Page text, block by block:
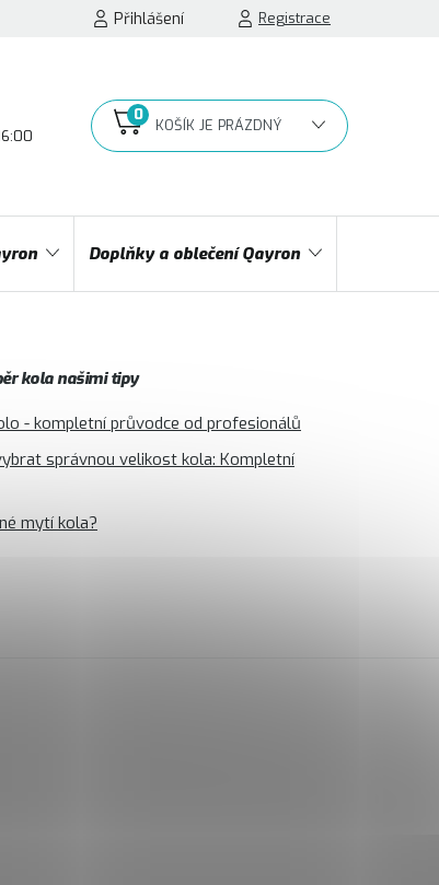
Přihlášení Registrace
NÁKUPNÍ
Doplňky a oblečení Qayron
kola našimi tipy
- kompletní průvodce od profesionálů
správnou velikost kola: Kompletní
mytí kola?